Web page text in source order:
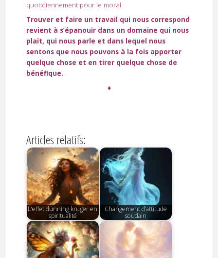
quotidiennement pour le moral.
Trouver et faire un travail qui nous correspond
revient à s’épanouir dans un domaine qui nous
plait, qui nous parle et dans lequel nous
sentons que nous pouvons à la fois apporter
quelque chose et en tirer quelque chose de
bénéfique.
♦
Articles relatifs:
L'effet dunning kruger en
spiritualité
Changement d’attitude
soudain